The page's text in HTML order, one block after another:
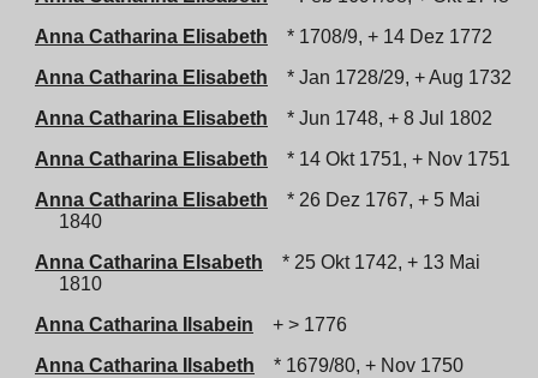
Anna Catharina Elisabeth
* 1708/9, + 14 Dez 1772
Anna Catharina Elisabeth
* Jan 1728/29, + Aug 1732
Anna Catharina Elisabeth
* Jun 1748, + 8 Jul 1802
Anna Catharina Elisabeth
* 14 Okt 1751, + Nov 1751
Anna Catharina Elisabeth
* 26 Dez 1767, + 5 Mai
1840
Anna Catharina Elsabeth
* 25 Okt 1742, + 13 Mai
1810
Anna Catharina Ilsabein
+ > 1776
Anna Catharina Ilsabeth
* 1679/80, + Nov 1750